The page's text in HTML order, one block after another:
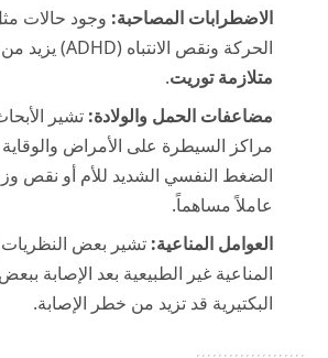
الاضطرابات المصاحبة: وجود حالات
الحركة ونقص الانتباه (ADHD) يزيد من فرص ظهور أعراض
متلازمة توريت.
مضاعفات الحمل والولادة: تشير
الضغط النفسي الشديد للأم أو نقص
عاملاً مساهماً.
العوامل المناعية: تشير بعض النظريات
المناعية غير الطبيعية بعد الإصابة
البكتيرية قد تزيد من خطر الإصابة.